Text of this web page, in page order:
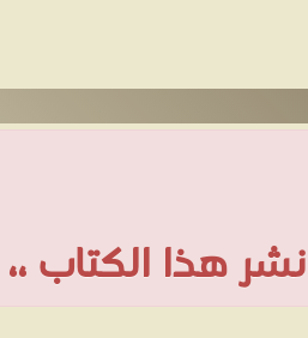
نشر هذا